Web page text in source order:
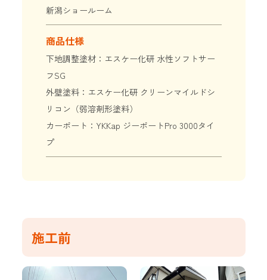
新潟ショールーム
商品仕様
下地調整塗材：エスケー化研 水性ソフトサー
フSG
外壁塗料：エスケー化研 クリーンマイルドシ
リコン（弱溶剤形塗料）
カーポート：YKKap ジーポートPro 3000タイ
プ
施工前